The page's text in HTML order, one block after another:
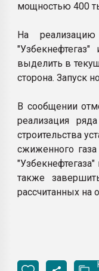
мощностью 400
На
выделить в
сторона. Запуск
В сообщении
реализация
строительства
сжиженного
также
рассчитанных на